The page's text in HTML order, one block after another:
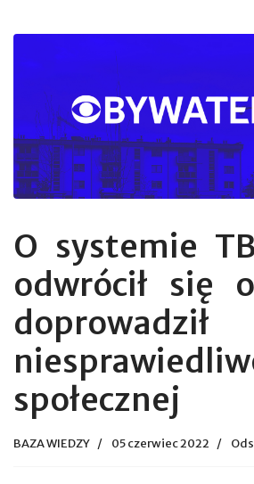
O systemie
odwrócił się
społecznej
BAZA WIEDZY 05 czerwiec 2022